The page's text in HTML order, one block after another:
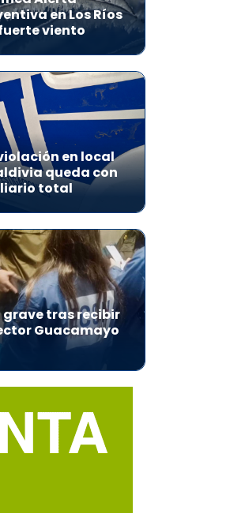
en Los Ríos
viento
en local
queda con
total
grave tras recibir
Guacamayo